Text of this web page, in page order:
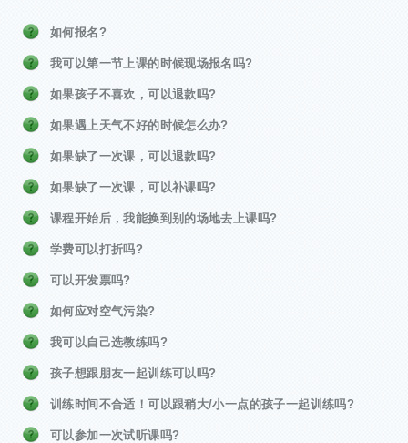
如何报名?
我可以第一节上课的时候现场报名吗?
如果孩子不喜欢，可以退款吗?
如果遇上天气不好的时候怎么办?
如果缺了一次课，可以退款吗?
如果缺了一次课，可以补课吗?
课程开始后，我能换到别的场地去上课吗?
学费可以打折吗?
可以开发票吗?
如何应对空气污染?
我可以自己选教练吗?
孩子想跟朋友一起训练可以吗?
训练时间不合适！可以跟稍大/小一点的孩子一起训练吗?
可以参加一次试听课吗?